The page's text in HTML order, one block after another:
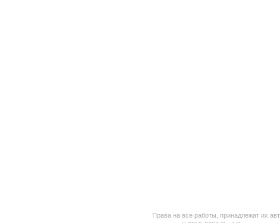
Права на все работы, принадлежат их